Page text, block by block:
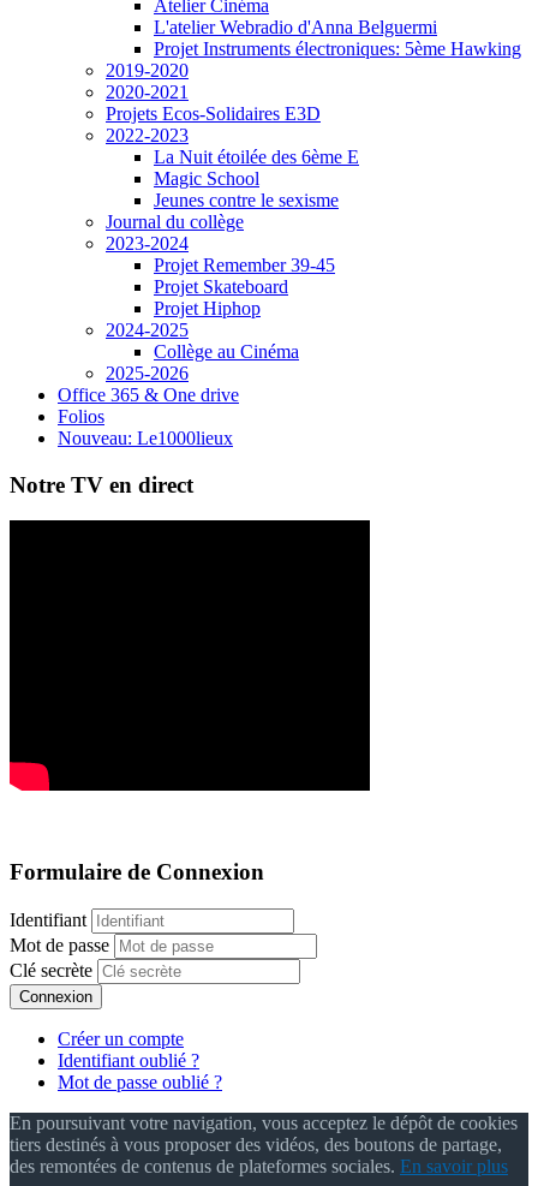
Atelier Cinéma
L'atelier Webradio d'Anna Belguermi
Projet Instruments électroniques: 5ème Hawking
2019-2020
2020-2021
Projets Ecos-Solidaires E3D
2022-2023
La Nuit étoilée des 6ème E
Magic School
Jeunes contre le sexisme
Journal du collège
2023-2024
Projet Remember 39-45
Projet Skateboard
Projet Hiphop
2024-2025
Collège au Cinéma
2025-2026
Office 365 & One drive
Folios
Nouveau: Le1000lieux
Notre TV en direct
Formulaire de Connexion
Identifiant
Mot de passe
Clé secrète
Connexion
Créer un compte
Identifiant oublié ?
Mot de passe oublié ?
En poursuivant votre navigation, vous acceptez le dépôt de cookies
tiers destinés à vous proposer des vidéos, des boutons de partage,
des remontées de contenus de plateformes sociales. En savoir plus